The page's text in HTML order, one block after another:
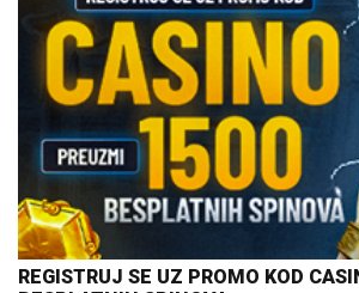
REGISTRUJ SE UZ PROMO KOD